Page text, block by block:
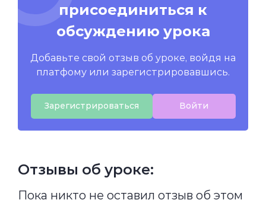
присоединиться к
обсуждению урока
Добавьте свой отзыв об уроке, войдя на
платфому или зарегистрировавшись.
Зарегистрироваться Войти
Отзывы об уроке:
Пока никто не оставил отзыв об этом